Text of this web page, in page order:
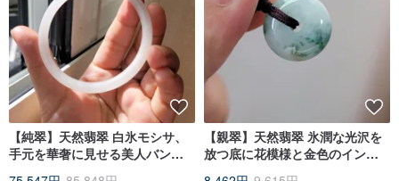
【純翠】天然翡翠 白氷モシサ、
手元を華奢に見せる美人バング
【親翠】天然翡翠 氷潤な光沢を
放つ底に花模様と金色のインク